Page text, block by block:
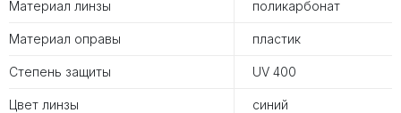
Материал линзы поликарбонат
Материал оправы пластик
Степень защиты UV 400
Цвет линзы синий